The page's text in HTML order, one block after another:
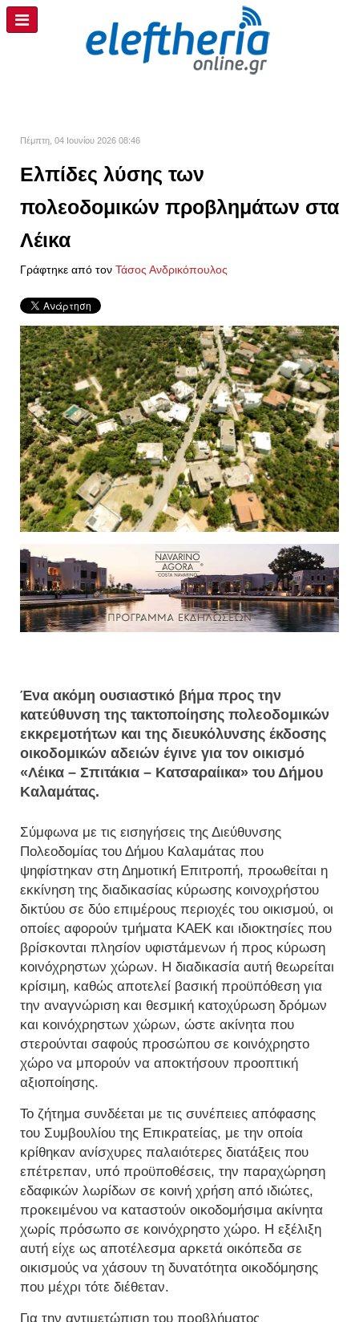
Πέμπτη, 04 Ιουνίου 2026 08:46
Ελπίδες λύσης των
πολεοδομικών προβλημάτων στα
Λέικα
Γράφτηκε από τον Τάσος Ανδρικόπουλος
Ένα ακόμη ουσιαστικό βήμα προς την
κατεύθυνση της τακτοποίησης πολεοδομικών
εκκρεμοτήτων και της διευκόλυνσης έκδοσης
οικοδομικών αδειών έγινε για τον οικισμό
«Λέικα – Σπιτάκια – Κατσαραίικα» του Δήμου
Καλαμάτας.
Σύμφωνα με τις εισηγήσεις της Διεύθυνσης
Πολεοδομίας του Δήμου Καλαμάτας που
ψηφίστηκαν στη Δημοτική Επιτροπή, προωθείται η
εκκίνηση της διαδικασίας κύρωσης κοινοχρήστου
δικτύου σε δύο επιμέρους περιοχές του οικισμού, οι
οποίες αφορούν τμήματα ΚΑΕΚ και ιδιοκτησίες που
βρίσκονται πλησίον υφιστάμενων ή προς κύρωση
κοινόχρηστων χώρων. Η διαδικασία αυτή θεωρείται
κρίσιμη, καθώς αποτελεί βασική προϋπόθεση για
την αναγνώριση και θεσμική κατοχύρωση δρόμων
και κοινόχρηστων χώρων, ώστε ακίνητα που
στερούνται σαφούς προσώπου σε κοινόχρηστο
χώρο να μπορούν να αποκτήσουν προοπτική
αξιοποίησης.
Το ζήτημα συνδέεται με τις συνέπειες απόφασης
του Συμβουλίου της Επικρατείας, με την οποία
κρίθηκαν ανίσχυρες παλαιότερες διατάξεις που
επέτρεπαν, υπό προϋποθέσεις, την παραχώρηση
εδαφικών λωρίδων σε κοινή χρήση από ιδιώτες,
προκειμένου να καταστούν οικοδομήσιμα ακίνητα
χωρίς πρόσωπο σε κοινόχρηστο χώρο. Η εξέλιξη
αυτή είχε ως αποτέλεσμα αρκετά οικόπεδα σε
οικισμούς να χάσουν τη δυνατότητα οικοδόμησης
που μέχρι τότε διέθεταν.
Για την αντιμετώπιση του προβλήματος